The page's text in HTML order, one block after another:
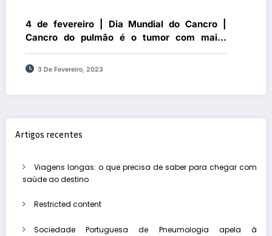
4 de fevereiro | Dia Mundial do Cancro |
Cancro do pulmão é o tumor com maior
mortalidade: pneumologistas reforçam
importância do diagnóstico numa fase inicial
3 De Fevereiro, 2023
Artigos recentes
Viagens longas: o que precisa de saber para chegar com
saúde ao destino
Restricted content
Sociedade Portuguesa de Pneumologia apela à